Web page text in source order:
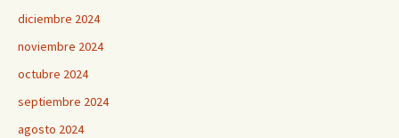
diciembre 2024
noviembre 2024
octubre 2024
septiembre 2024
agosto 2024